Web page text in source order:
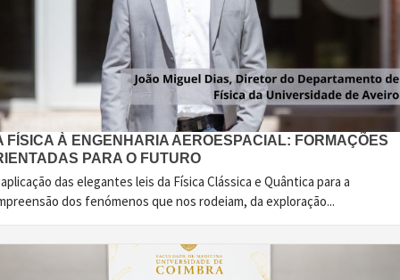
FÍSICA À ENGENHARIA AEROESPACIAL: FORMAÇÕES
PARA O FUTURO
das elegantes leis da Física Clássica e Quântica para a
dos fenómenos que nos rodeiam, da exploração...